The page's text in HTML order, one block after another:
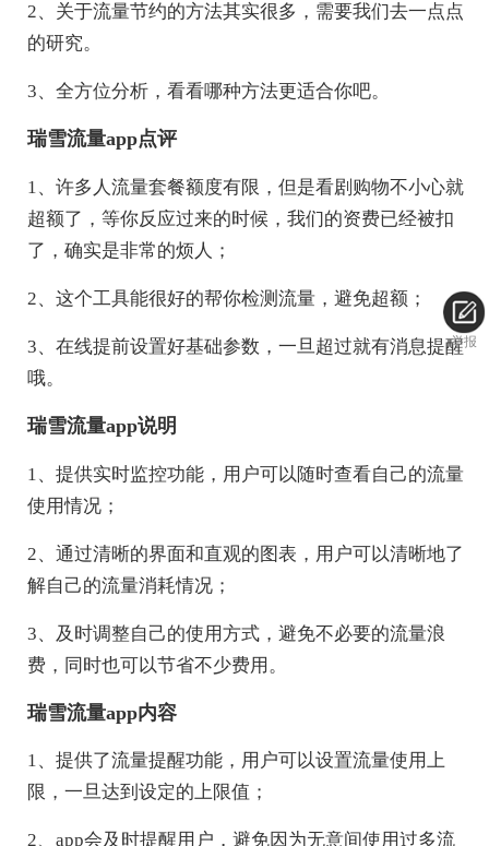
2、关于流量节约的方法其实很多，需要我们去一点点
的研究。
3、全方位分析，看看哪种方法更适合你吧。
瑞雪流量app点评
1、许多人流量套餐额度有限，但是看剧购物不小心就
超额了，等你反应过来的时候，我们的资费已经被扣
了，确实是非常的烦人；
2、这个工具能很好的帮你检测流量，避免超额；
3、在线提前设置好基础参数，一旦超过就有消息提醒
哦。
瑞雪流量app说明
1、提供实时监控功能，用户可以随时查看自己的流量
使用情况；
2、通过清晰的界面和直观的图表，用户可以清晰地了
解自己的流量消耗情况；
3、及时调整自己的使用方式，避免不必要的流量浪
费，同时也可以节省不少费用。
瑞雪流量app内容
1、提供了流量提醒功能，用户可以设置流量使用上
限，一旦达到设定的上限值；
2、app会及时提醒用户，避免因为无意间使用过多流
举报